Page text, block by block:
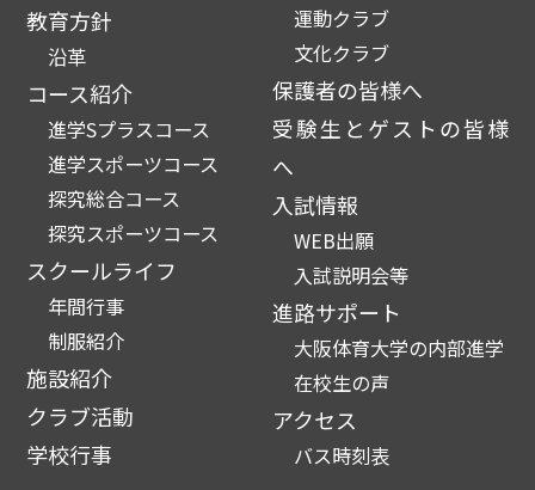
教育方針
沿革
コース紹介
進学Sプラスコース
進学スポーツコース
探究総合コース
探究スポーツコース
スクールライフ
年間行事
制服紹介
施設紹介
クラブ活動
学校行事
運動クラブ
文化クラブ
保護者の皆様へ
受験生とゲストの皆様
へ
入試情報
WEB出願
入試説明会等
進路サポート
大阪体育大学の内部進学
在校生の声
アクセス
バス時刻表